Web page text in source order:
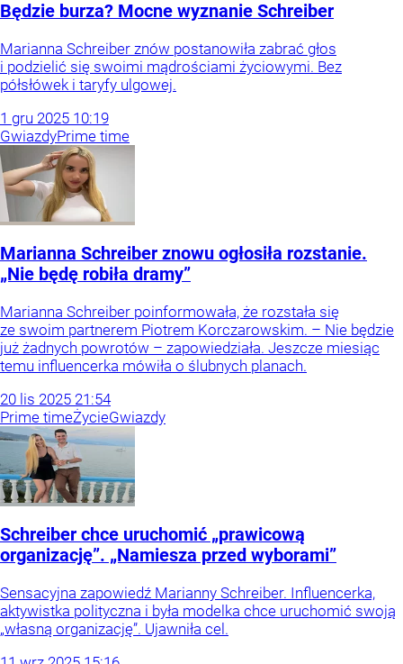
Będzie burza? Mocne wyznanie Schreiber
Marianna Schreiber znów postanowiła zabrać głos
i podzielić się swoimi mądrościami życiowymi. Bez
półsłówek i taryfy ulgowej.
1 gru 2025 10:19
GwiazdyPrime time
Marianna Schreiber znowu ogłosiła rozstanie.
„Nie będę robiła dramy”
Marianna Schreiber poinformowała, że rozstała się
ze swoim partnerem Piotrem Korczarowskim. – Nie będzie
już żadnych powrotów – zapowiedziała. Jeszcze miesiąc
temu influencerka mówiła o ślubnych planach.
20 lis 2025 21:54
Prime timeŻycieGwiazdy
Schreiber chce uruchomić „prawicową
organizację”. „Namiesza przed wyborami”
Sensacyjna zapowiedź Marianny Schreiber. Influencerka,
aktywistka polityczna i była modelka chce uruchomić swoją
„własną organizację”. Ujawniła cel.